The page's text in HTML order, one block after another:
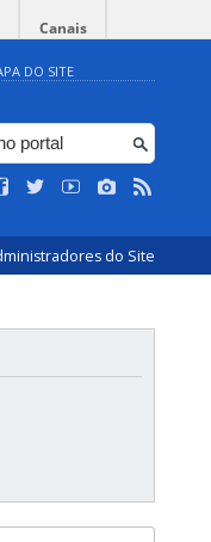
Canais
DO SITE
do Site